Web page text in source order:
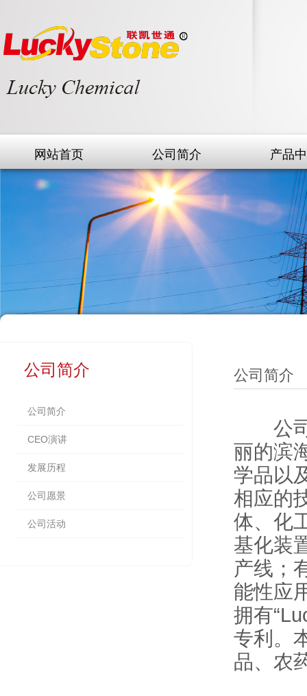
网站首页 公司简介 产品
公司简介
公司简介
CEO演讲
发展历程
公司愿景
公司活动
公司简介
公司
丽的滨
学品以
相应的
体、化
基化装
产线；
能性应
拥有
专利。
品、农